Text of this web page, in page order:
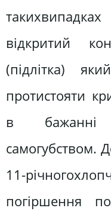
відкритий
(підлітка)
протистояти
в бажанні
самогубством.
11-
погіршення